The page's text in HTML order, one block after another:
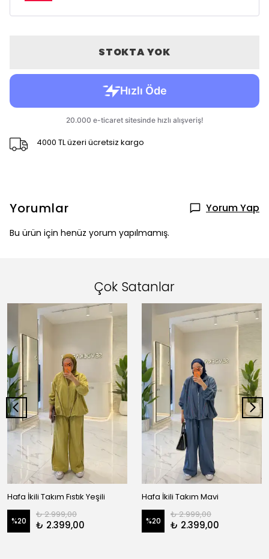
STOKTA YOK
4000 TL üzeri ücretsiz kargo
Yorumlar Yorum Yap
Bu ürün için henüz yorum yapılmamış.
Çok Satanlar
Hafa İkili Takım Fıstık Yeşili
%20
₺ 2.999,00
₺ 2.399,00
Hafa İkili Takım Mavi
%20
₺ 2.999,00
₺ 2.399,00